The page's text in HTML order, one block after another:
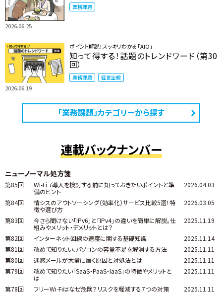
2026.06.25
業務課題
2026.06.19
ポイント解説！スッキリわかる「AIO」
知って得する！話題のトレンドワード（第30
回）
業務課題 経営全般
「業務課題」カテゴリーから探す
連載バックナンバー
ニューノーマル処方箋
第85回
Wi-Fi 7導入を検討する前に知っておきたいポイントと準
備のヒント
2026.04.03
第84回
情シスのアウトソーシング（効率化）サービス比較5選！特
徴や選び方
2026.03.05
第83回
今さら聞けない「IPv6」と「IPv4」の違いを簡単に解説。仕
組みやメリット・デメリットとは？
2025.11.19
第82回 インターネット回線の速度に関する基礎知識
2025.11.14
第81回
改めて知りたい、パソコンの容量不足を解消する方法
2025.11.11
第80回
迷惑メールが大量に届く原因と対処法とは
2025.11.11
第79回
改めて知りたい「SaaS・PaaS・IaaS」の特徴やメリットと
は
2025.11.11
第78回 フリーWi-Fiはなぜ危険？リスクを軽減する７つの対策
2025.11.11